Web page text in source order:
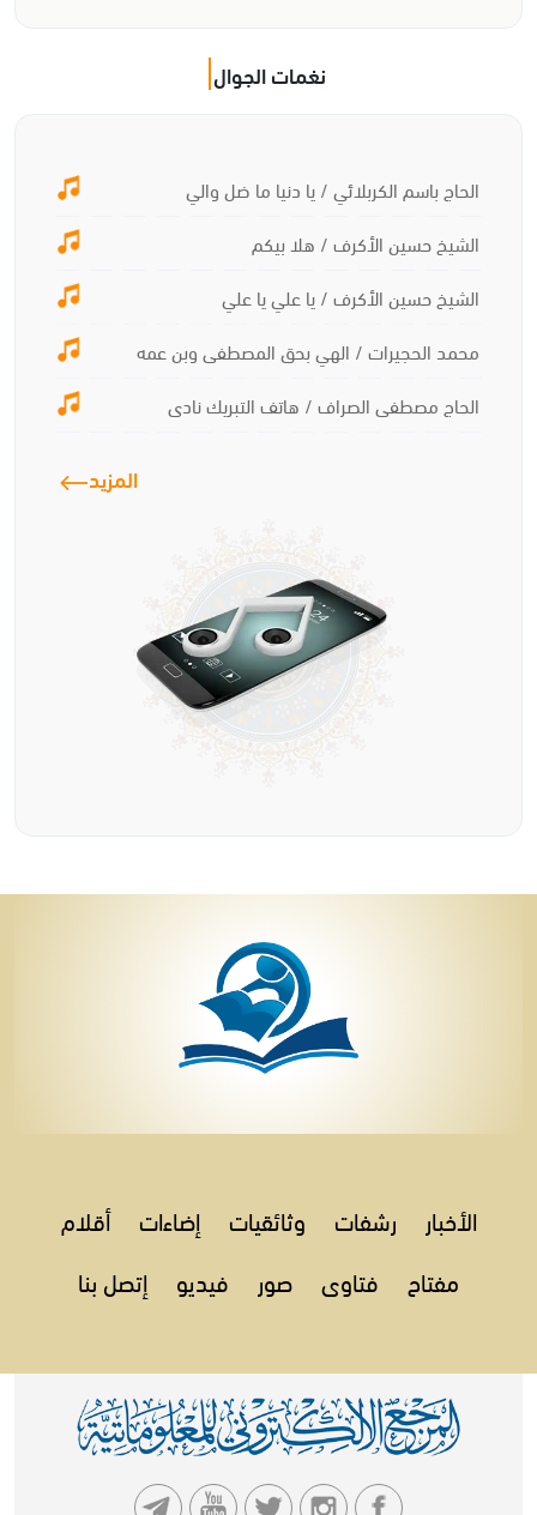
نغمات الجوال
الحاج باسم الكربلائي / يا دنيا ما ضل والي
الشيخ حسين الأكرف / هلا بيكم
الشيخ حسين الأكرف / يا علي يا علي
محمد الحجيرات / الهي بحق المصطفى وبن عمه
الحاج مصطفى الصراف / هاتف التبريك نادى
المزيد
الأخبار رشفات وثائقيات إضاءات
أقلام
مفتاح
فتاوى صور فيديو إتصل بنا